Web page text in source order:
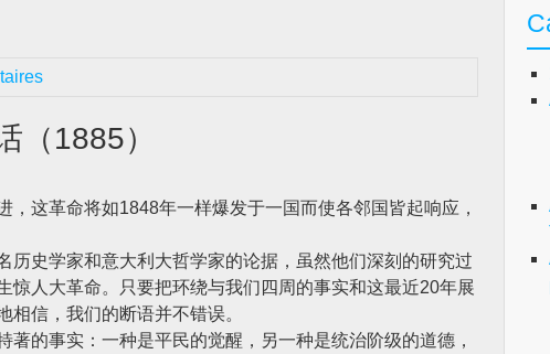
（1885）
这革命将如1848年一样爆发于一国而使各邻国皆起响应，
史学家和意大利大哲学家的论据，虽然他们深刻的研究过
惊人大革命。只要把环绕与我们四周的事实和这最近20年展
信，我们的断语并不错误。
的事实：一种是平民的觉醒，另一种是统治阶级的道德，